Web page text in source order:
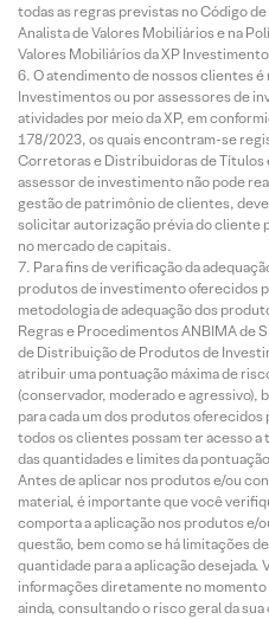
todas as regras previstas no Código
Analista de Valores Mobiliários e na
Valores Mobiliários da XP
O atendimento de nossos clientes é
Investimentos ou por assessores de
atividades por meio da XP, em
178/2023, os quais encontram-se
Corretoras e Distribuidoras de Títulos
assessor de investimento não pode
gestão de patrimônio de clientes,
solicitar autorização prévia do cliente
no mercado de capitais.
Para fins de verificação da
produtos de investimento oferecidos
metodologia de adequação dos
Regras e Procedimentos ANBIMA de
de Distribuição de Produtos de
atribuir uma pontuação máxima de
(conservador, moderado e agressivo),
para cada um dos produtos
todos os clientes possam ter acesso
das quantidades e limites da
Antes de aplicar nos produtos e/ou
material, é importante que você
comporta a aplicação nos produtos e/
questão, bem como se há limitações
quantidade para a aplicação desejada.
informações diretamente no momento
ainda, consultando o risco geral da